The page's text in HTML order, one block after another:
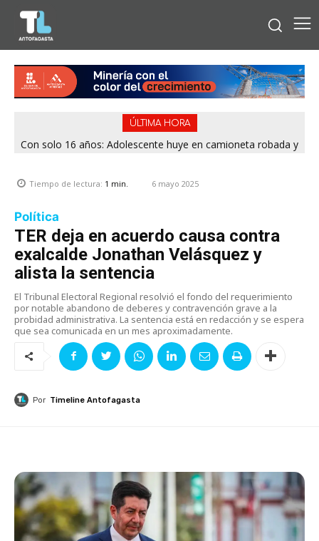
ÚLTIMA HORA
Con solo 16 años: Adolescente huye en camioneta robada y
Tiempo de lectura: 1 min. 6 mayo 2025
Política
TER deja en acuerdo causa contra
exalcalde Jonathan Velásquez y
alista la sentencia
El Tribunal Electoral Regional resolvió el fondo del requerimiento
por notable abandono de deberes y contravención grave a la
probidad administrativa. La sentencia está en redacción y se espera
que sea comunicada en un mes aproximadamente.
Por Timeline Antofagasta